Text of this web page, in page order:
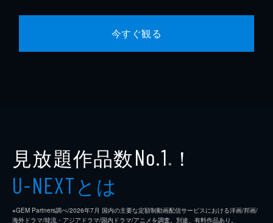
今すぐ観る
見放題作品数No.1 ※ ！
U-NEXTとは
※GEM Partners調べ/2026年7⽉ 国内の主要な定額制動画配信サービスにおける洋画/邦画/
海外ドラマ/韓流・アジアドラマ/国内ドラマ/アニメを調査。別途、有料作品あり。